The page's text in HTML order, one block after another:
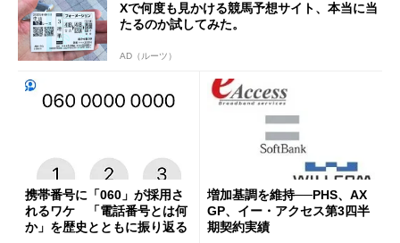
Xで何度も見かける競馬予想サイト、本当に当
たるのか試してみた。
AD（ルーツ）
携帯番号に「060」が採用さ
れるワケ 「電話番号とは何
か」を歴史とともに振り返る
増加基調を維持──PHS、AX
GP、イー・アクセス第3四半
期契約実績